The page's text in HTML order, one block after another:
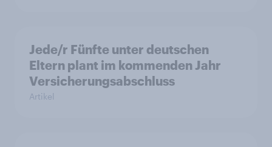
Jede/r Fünfte unter deutschen
Eltern plant im kommenden Jahr
Versicherungsabschluss
Artikel